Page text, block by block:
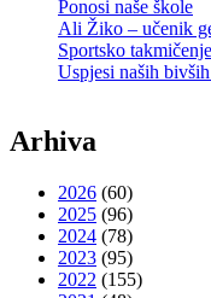
Ponosi naše škole
Ali Žiko – učenik
Sportsko takmičenje
Uspjesi naših
Arhiva
2026 (60)
2025 (96)
2024 (78)
2023 (95)
2022 (155)